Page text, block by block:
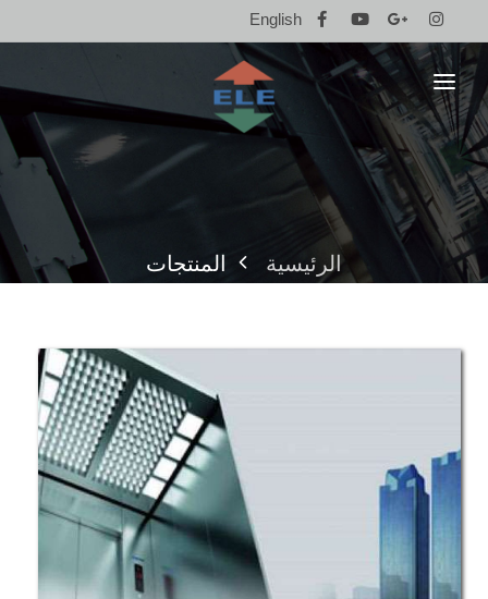
compare
(0)
English
الرئيسية
من نحن
المنتجات
معرض الصور
الرئيسية المنتجات